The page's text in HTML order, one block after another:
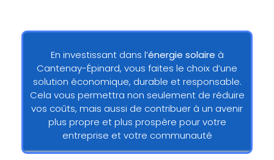
En investissant dans l’énergie solaire à
Cantenay-Épinard, vous faites le choix d’une
solution économique, durable et responsable.
Cela vous permettra non seulement de réduire
vos coûts, mais aussi de contribuer à un avenir
plus propre et plus prospère pour votre
entreprise et votre communauté